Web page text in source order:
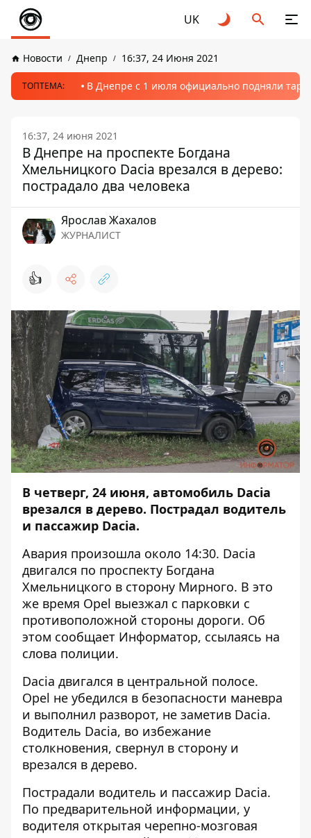
UK
Новости Днепр 16:37, 24 Июня 2021
ТОПТЕМА: В Днепре с 1 июля официально подняли
16:37, 24 июня 2021
В Днепре на проспекте Богдана
Хмельницкого Dacia врезался в дерево:
пострадало два человека
Ярослав Жахалов
ЖУРНАЛИСТ
👍
В четверг, 24 июня, автомобиль Dacia
врезался в дерево. Пострадал водитель
и пассажир Dacia.
Авария произошла около 14:30. Dacia
двигался по проспекту Богдана
Хмельницкого в сторону Мирного. В это
же время Opel выезжал с парковки с
противоположной стороны дороги. Об
этом сообщает Информатор, ссылаясь на
слова полиции.
Dacia двигался в центральной полосе.
Opel не убедился в безопасности маневра
и выполнил разворот, не заметив Dacia.
Водитель Dacia, во избежание
столкновения, свернул в сторону и
врезался в дерево.
Пострадали водитель и пассажир Dacia.
По предварительной информации, у
водителя открытая черепно-мозговая